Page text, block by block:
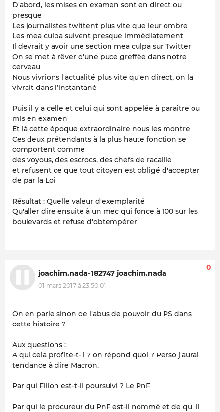
D'abord, les mises en examen sont en direct ou
presque
Les journalistes twittent plus vite que leur ombre
Les mea culpa suivent presque immédiatement
Il devrait y avoir une section mea culpa sur Twitter
On se met à rêver d'une puce greffée dans notre
cerveau
Nous vivrions l'actualité plus vite qu'en direct, on la
vivrait dans l’instantané
Puis il y a celle et celui qui sont appelée à paraître ou
mis en examen
Et là cette époque extraordinaire nous les montre
Ces deux prétendants à la plus haute fonction se
comportent comme
des voyous, des escrocs, des chefs de racaille
et refusent ce que tout citoyen est obligé d'accepter
de par la Loi
Résultat : Quelle valeur d'exemplarité
Qu'aller dire ensuite à un mec qui fonce à 100 sur les
boulevards et refuse d'obtempérer
joachim.nada-182747 joachim.nada
01 mars 2017 à 23:50:01
0
On en parle sinon de l'abus de pouvoir du PS dans
cette histoire ?
Aux questions :
A qui cela profite-t-il ? on répond quoi ? Perso j'aurai
tendance à dire Macron.
Par qui Fillon est-t-il poursuivi ? Le PnF
Par qui le procureur du PnF est-il nommé et de qui il